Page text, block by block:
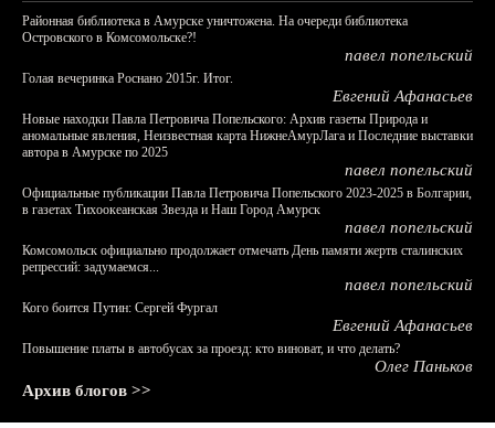
Районная библиотека в Амурске уничтожена. На очереди библиотека
Островского в Комсомольске?!
павел попельский
Голая вечеринка Роснано 2015г. Итог.
Евгений Афанасьев
Новые находки Павла Петровича Попельского: Архив газеты Природа и
аномальные явления, Неизвестная карта НижнеАмурЛага и Последние выставки
автора в Амурске по 2025
павел попельский
Официальные публикации Павла Петровича Попельского 2023-2025 в Болгарии,
в газетах Тихоокеанская Звезда и Наш Город Амурск
павел попельский
Комсомольск официально продолжает отмечать День памяти жертв сталинских
репрессий: задумаемся...
павел попельский
Кого боится Путин: Сергей Фургал
Евгений Афанасьев
Повышение платы в автобусах за проезд: кто виноват, и что делать?
Олег Паньков
Архив блогов >>